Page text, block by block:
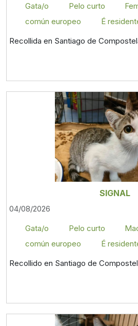
Gata/o
Pelo curto
común europeo
É
Recollida en Santiago de
SIGNAL
04/08/2026
Gata/o
Pelo curto
común europeo
É
Recollido en Santiago de